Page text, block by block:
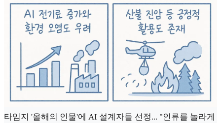
타임지 '올해의 인물'에 AI 설계자들 선정... "인류를 놀라게